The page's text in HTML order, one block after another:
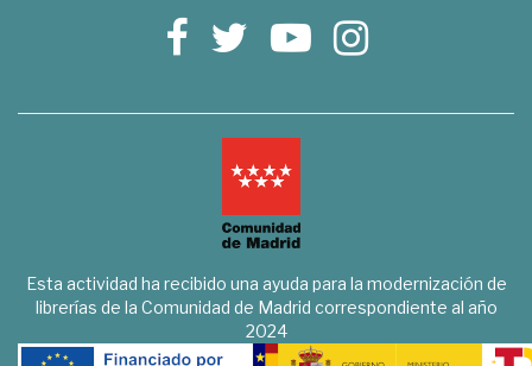
Esta actividad ha recibido una ayuda para la modernización de
librerías de la Comunidad de Madrid correspondiente al año
2024